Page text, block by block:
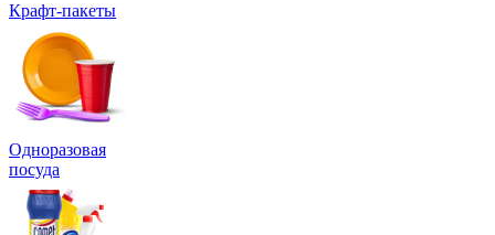
Крафт-пакеты
Одноразовая
посуда